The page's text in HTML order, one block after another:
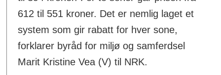
612 til 551 kroner. Det er nemlig laget et
system som gir rabatt for hver sone,
forklarer byråd for miljø og samferdsel
Marit Kristine Vea (V) til NRK.